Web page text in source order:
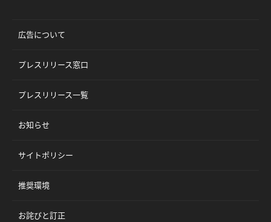
広告について
プレスリリース窓口
プレスリリース一覧
お知らせ
サイトポリシー
推奨環境
お詫びと訂正